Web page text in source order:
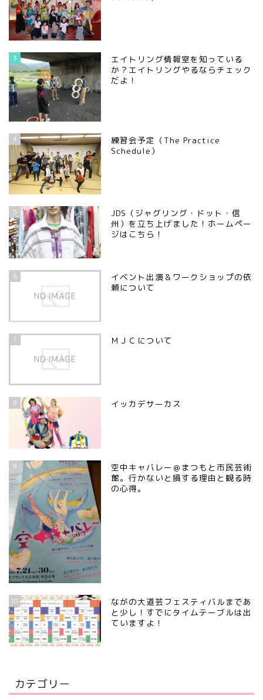
3
エイトリング情報室を知っている
か？エイトリングやるならチェック
だよ！
4
練習会予定（The Practice
Schedule）
5
JDS（ジャグリング・ドット・信
州）を立ち上げました！ホームペー
ジはこちら！
6
イベント出演＆ワークショップの依
頼について
7 ＭＪＣについて
8 イッカデサーカス
9
空中キャバレー＠まつもと市民芸術
館。行かないと損する理由と観る時
の心得。
10
ながの大道芸フェスティバルまであ
と少し！すでにタイムテーブルは出
ていますよ！
カテゴリー